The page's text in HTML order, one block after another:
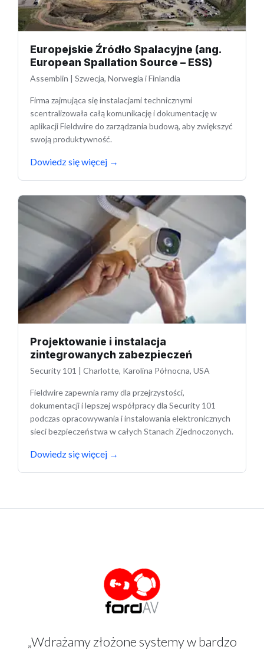
Europejskie Źródło Spalacyjne (ang.
European Spallation Source – ESS)
Assemblin | Szwecja, Norwegia i Finlandia
Firma zajmująca się instalacjami technicznymi
scentralizowała całą komunikację i dokumentację w
aplikacji Fieldwire do zarządzania budową, aby zwiększyć
swoją produktywność.
Dowiedz się więcej →
Projektowanie i instalacja
zintegrowanych zabezpieczeń
Security 101 | Charlotte, Karolina Północna, USA
Fieldwire zapewnia ramy dla przejrzystości,
dokumentacji i lepszej współpracy dla Security 101
podczas opracowywania i instalowania elektronicznych
sieci bezpieczeństwa w całych Stanach Zjednoczonych.
Dowiedz się więcej →
„Wdrażamy złożone systemy w bardzo